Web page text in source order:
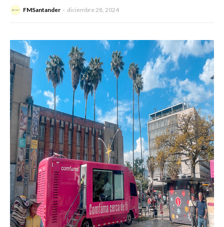
FMSantander diciembre 28, 2024